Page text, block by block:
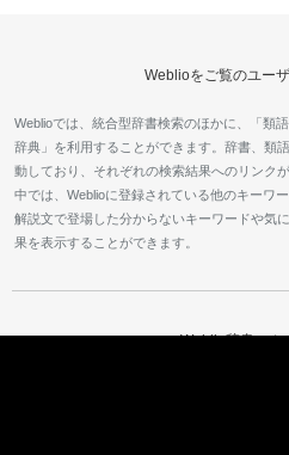
Weblioをご覧のユー
Weblioでは、統合型辞書検索のほかに、「類
辞典」を利用することができます。辞書、類
動しており、それぞれの検索結果へのリンク
中では、Weblioに登録されている他のキーワ
解説文で登場した分からないキーワードや気
果を表示することができます。
Weblio辞書のカ